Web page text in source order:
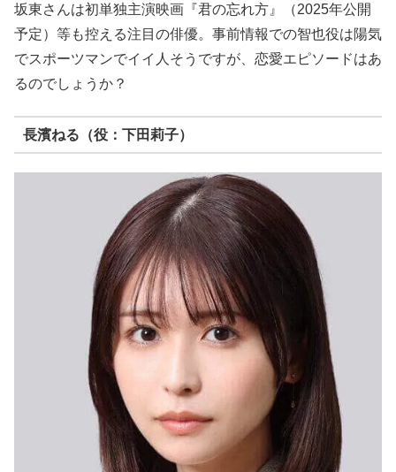
坂東さんは初単独主演映画『君の忘れ方』（2025年公開
予定）等も控える注目の俳優。事前情報での智也役は陽気
でスポーツマンでイイ人そうですが、恋愛エピソードはあ
るのでしょうか？
長濱ねる（役：下田莉子）